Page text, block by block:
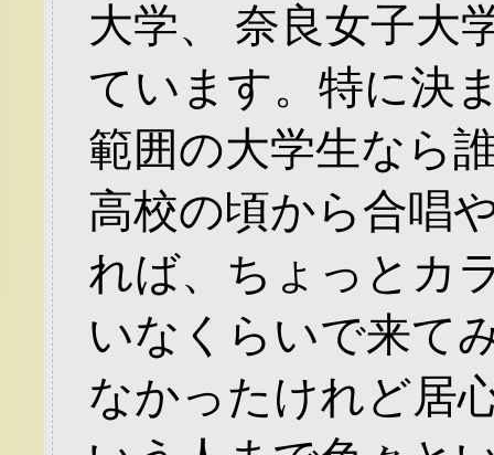
大学、 奈良女子大
ています。特に決
範囲の大学生なら
高校の頃から合唱
れば、ちょっとカ
いなくらいで来て
なかったけれど居